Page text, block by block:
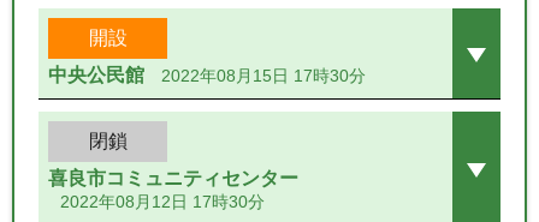
開設
中央公民館
2022年08月15日 17時30分
閉鎖
喜良市コミュニティセンター
2022年08月12日 17時30分